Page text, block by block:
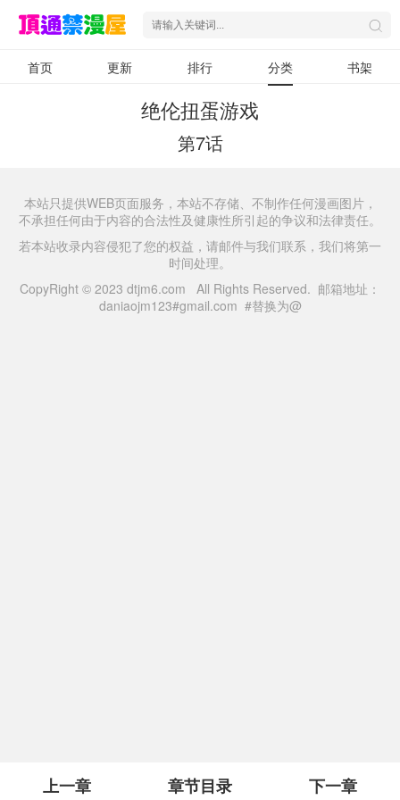
首页 更新 排行 分类 书架
绝伦扭蛋游戏
第7话
上一章 章节目录 下一章
本站只提供WEB页面服务，本站不存储、不制作任何漫画图片，
不承担任何由于内容的合法性及健康性所引起的争议和法律责任。
若本站收录内容侵犯了您的权益，请邮件与我们联系，我们将第一
时间处理。
CopyRight © 2023 dtjm6.com All Rights Reserved. 邮箱地址：
daniaojm123#gmail.com #替换为@